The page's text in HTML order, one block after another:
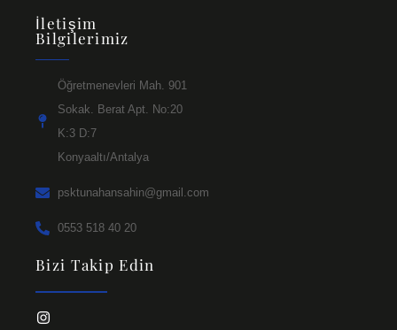
İletişim
Bilgilerimiz
Öğretmenevleri Mah. 901
Sokak. Berat Apt. No:20
K:3 D:7
Konyaaltı/Antalya
psktunahansahin@gmail.com
0553 518 40 20
Bizi Takip Edin